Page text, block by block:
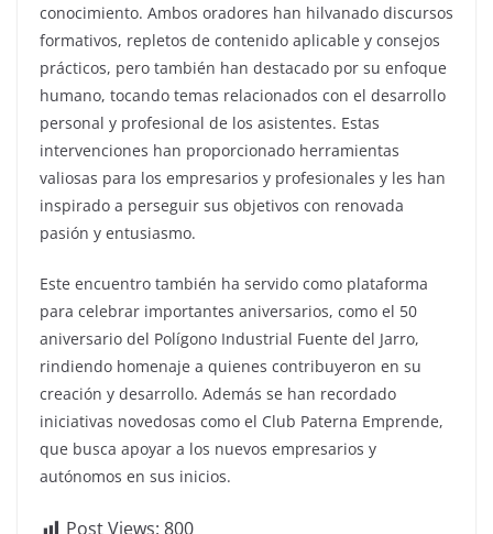
conocimiento. Ambos oradores han hilvanado discursos
formativos, repletos de contenido aplicable y consejos
prácticos, pero también han destacado por su enfoque
humano, tocando temas relacionados con el desarrollo
personal y profesional de los asistentes. Estas
intervenciones han proporcionado herramientas
valiosas para los empresarios y profesionales y les han
inspirado a perseguir sus objetivos con renovada
pasión y entusiasmo.
Este encuentro también ha servido como plataforma
para celebrar importantes aniversarios, como el 50
aniversario del Polígono Industrial Fuente del Jarro,
rindiendo homenaje a quienes contribuyeron en su
creación y desarrollo. Además se han recordado
iniciativas novedosas como el Club Paterna Emprende,
que busca apoyar a los nuevos empresarios y
autónomos en sus inicios.
Post Views: 800